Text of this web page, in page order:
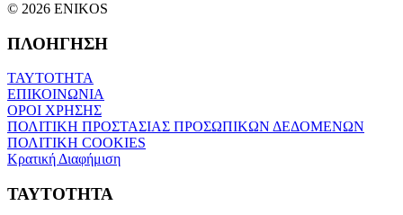
© 2026 ENIKOS
ΠΛΟΗΓΗΣΗ
ΤΑΥΤΟΤΗΤΑ
ΕΠΙΚΟΙΝΩΝΙΑ
ΟΡΟΙ ΧΡΗΣΗΣ
ΠΟΛΙΤΙΚΗ ΠΡΟΣΤΑΣΙΑΣ ΠΡΟΣΩΠΙΚΩΝ ΔΕΔΟΜΕΝΩΝ
ΠΟΛΙΤΙΚΗ COOKIES
Κρατική Διαφήμιση
ΤΑΥΤΟΤΗΤΑ